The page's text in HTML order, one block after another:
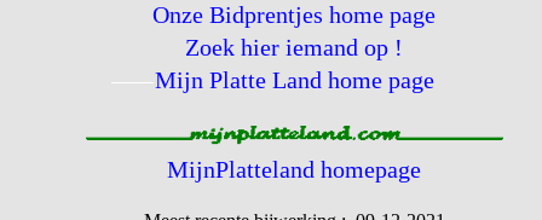
Onze Bidprentjes home page
Zoek hier iemand op !
Mijn Platte Land home page
MijnPlatteland homepage